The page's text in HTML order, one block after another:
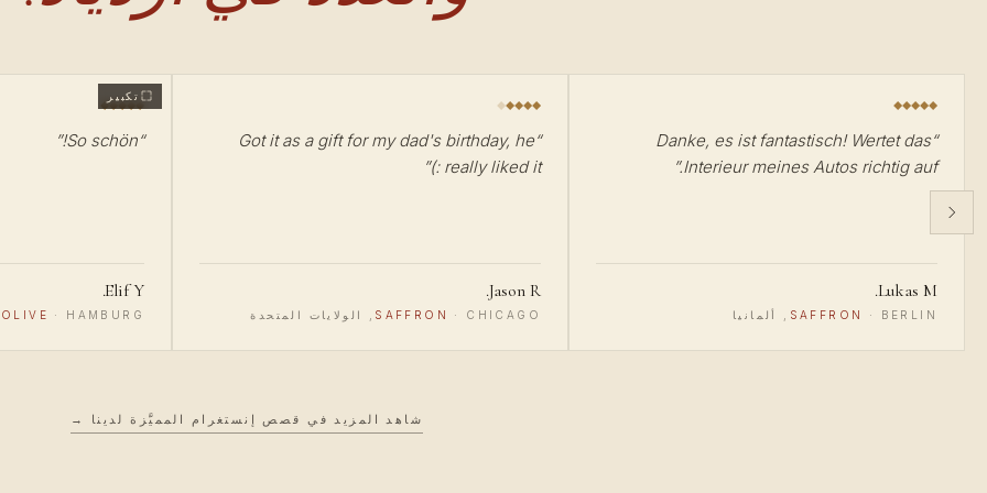
“
Danke, es ist fantastisch! Wertet das
Interieur meines Autos richtig auf.
”
Lukas M.
SAFFRON · BERLIN, ألمانيا
“
Got it as a gift for my dad's birthday, he
really liked it :)
”
Jason R.
SAFFRON · CHICAGO, الولايات المتحدة
تكبير
“
So schön!
”
Elif Y.
OLIVE · HAMBURG, ألمانيا
شاهد المزيد في قصص إنستغرام المميَّزة لدينا →